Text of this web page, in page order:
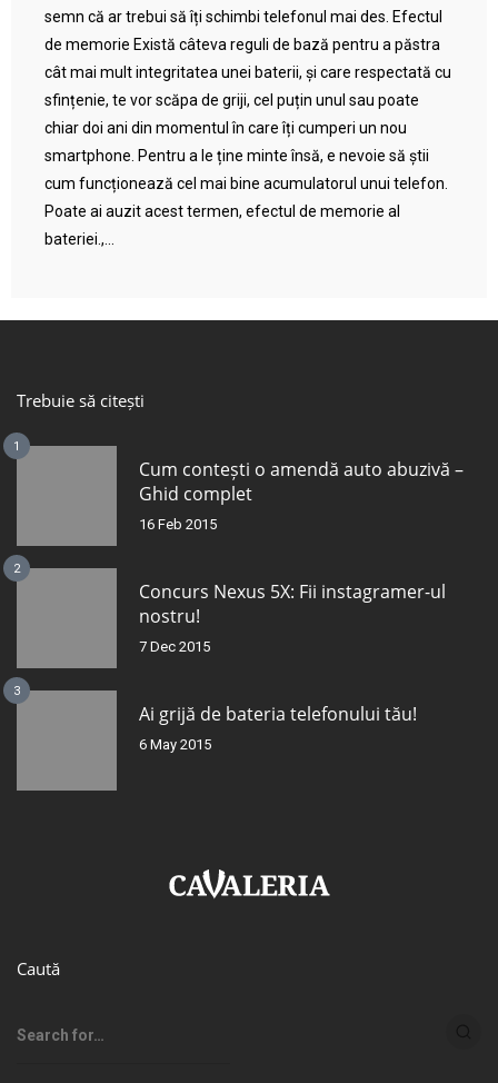
semn că ar trebui să îți schimbi telefonul mai des. Efectul
de memorie Există câteva reguli de bază pentru a păstra
cât mai mult integritatea unei baterii, și care respectată cu
sfințenie, te vor scăpa de griji, cel puțin unul sau poate
chiar doi ani din momentul în care îți cumperi un nou
smartphone. Pentru a le ține minte însă, e nevoie să știi
cum funcționează cel mai bine acumulatorul unui telefon.
Poate ai auzit acest termen, efectul de memorie al
bateriei.,...
Trebuie să citești
1
Cum contești o amendă auto abuzivă –
Ghid complet
16 Feb 2015
2
Concurs Nexus 5X: Fii instagramer-ul
nostru!
7 Dec 2015
3
Ai grijă de bateria telefonului tău!
6 May 2015
Caută